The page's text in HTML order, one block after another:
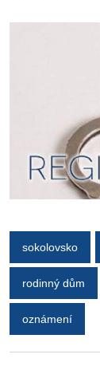
sokolovsko
rodinný dům
oznámení